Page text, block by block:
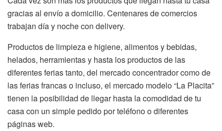
gracias al envío a domicilio. Centenares de comercios
trabajan día y noche con delivery.
Productos de limpieza e higiene, alimentos y bebidas,
helados, herramientas y hasta los productos de las
diferentes ferias tanto, del mercado concentrador como de
las ferias francas o incluso, el mercado modelo “La Placita”
tienen la posibilidad de llegar hasta la comodidad de tu
casa con un simple pedido por teléfono o diferentes
páginas web.